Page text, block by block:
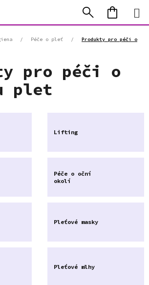
Hledat
KOŠÍK
/ Péče o pleť /
Produkty pro péči o
pro péči o
plet
Lifting
Péče o oční
okolí
Pleťové masky
Pleťové mlhy